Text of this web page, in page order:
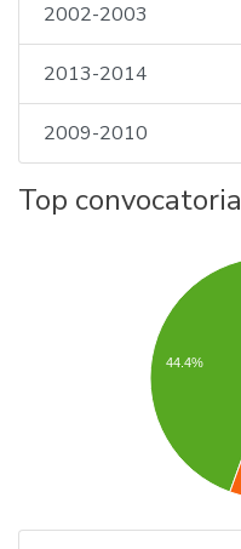
2002-2003
2013-2014
2009-2010
Top convocatoria
44.4%